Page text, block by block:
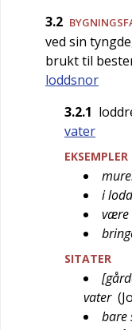
3.2
ved sin
brukt til
loddsnor
3.2.1
vater
EKSEMPLER
i
være
SITATER
vater (
bare